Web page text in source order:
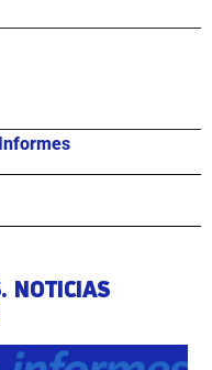
NOTICIAS